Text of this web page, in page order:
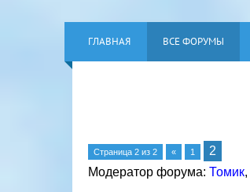
ГЛАВНАЯ ВСЕ ФОРУМЫ
Страница 2 из 2 « 1
2
Модератор форума: Томик,